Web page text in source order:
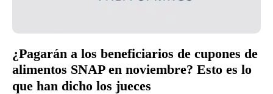
¿Pagarán a los beneficiarios de cupones de
alimentos SNAP en noviembre? Esto es lo
que han dicho los jueces